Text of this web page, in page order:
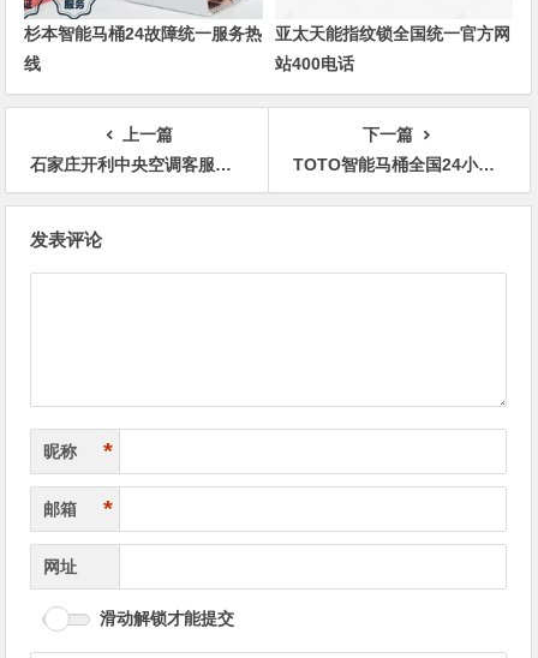
杉本智能马桶24故障统一服务热
线
亚太天能指纹锁全国统一官方网
站400电话
上一篇
石家庄开利中央空调客服电话24小时人工服务热线电话预约
下一篇
TOTO智能马桶全国24小时热线服务中心
发表评论
昵称 *
邮箱 *
网址
滑动解锁才能提交